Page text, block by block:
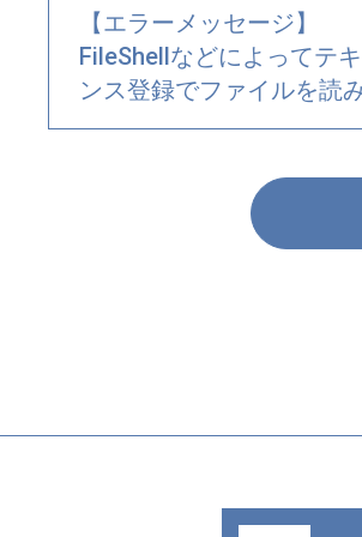
【エラーメッセージ】
FileShellなどによってテ
ンス登録でファイルを読